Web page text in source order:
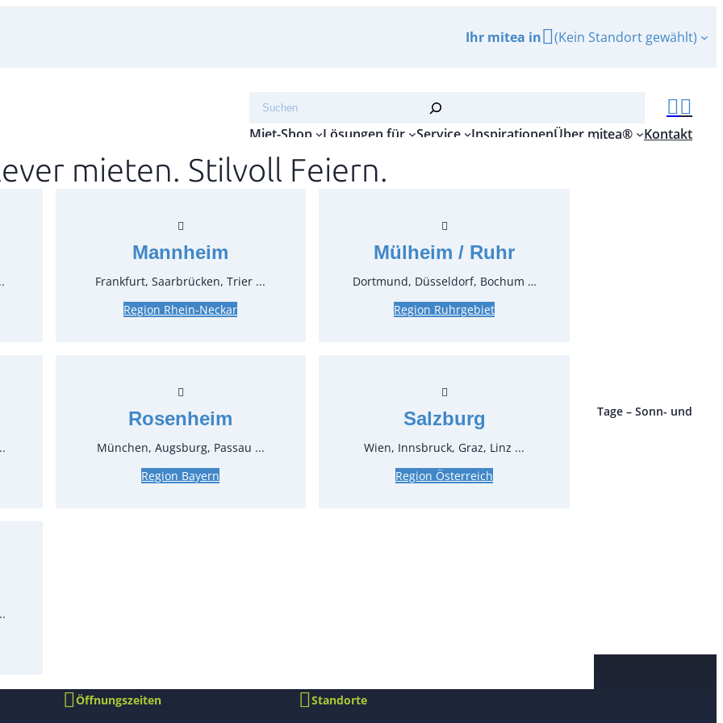
Ihr mitea in (Kein Standort gewählt)
Suchen
Miet-Shop
Lösungen für Service InspirationenÜber mitea® Kontakt
Verpackungseinheit:1Stück
Preise:
inkl. MwSt.
* Preis pro Stück und Mieteinheit (1 Mieteinheit = 3 Tage – Sonn- und
Feiertage ohne Berechnung), zzgl. Endreinigung
Öffnungszeiten Standorte
mieten. Stilvoll Feiern.
Mannheim
Frankfurt, Saarbrücken, Trier ...
Region Rhein-Neckar
Mülheim / Ruhr
Dortmund, Düsseldorf, Bochum …
Region Ruhrgebiet
Rosenheim
München, Augsburg, Passau ...
Region Bayern
Salzburg
Wien, Innsbruck, Graz, Linz ...
Region Österreich